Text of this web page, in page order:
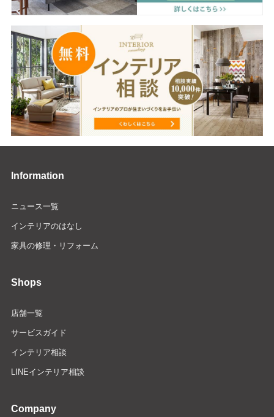
Information
ニュース一覧
インテリアのはなし
家具の修理・リフォーム
Shops
店舗一覧
サービスガイド
インテリア相談
LINEインテリア相談
Company